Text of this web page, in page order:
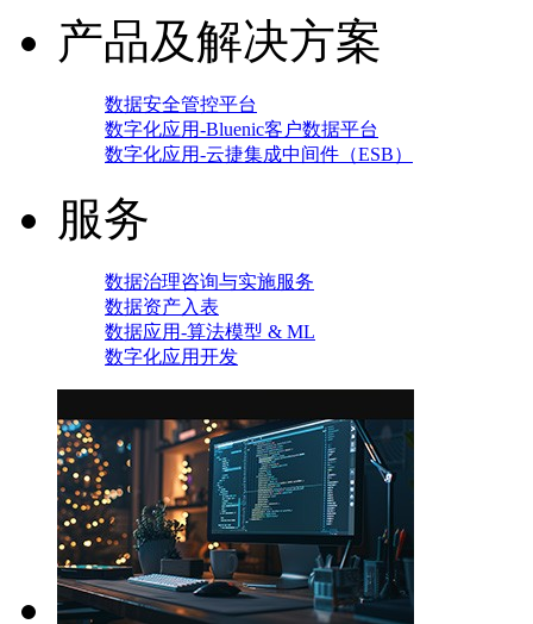
产品及解决方案
数据安全管控平台
数字化应用-Bluenic客户数据平台
数字化应用-云捷集成中间件（ESB）
服务
数据治理咨询与实施服务
数据资产入表
数据应用-算法模型 & ML
数字化应用开发